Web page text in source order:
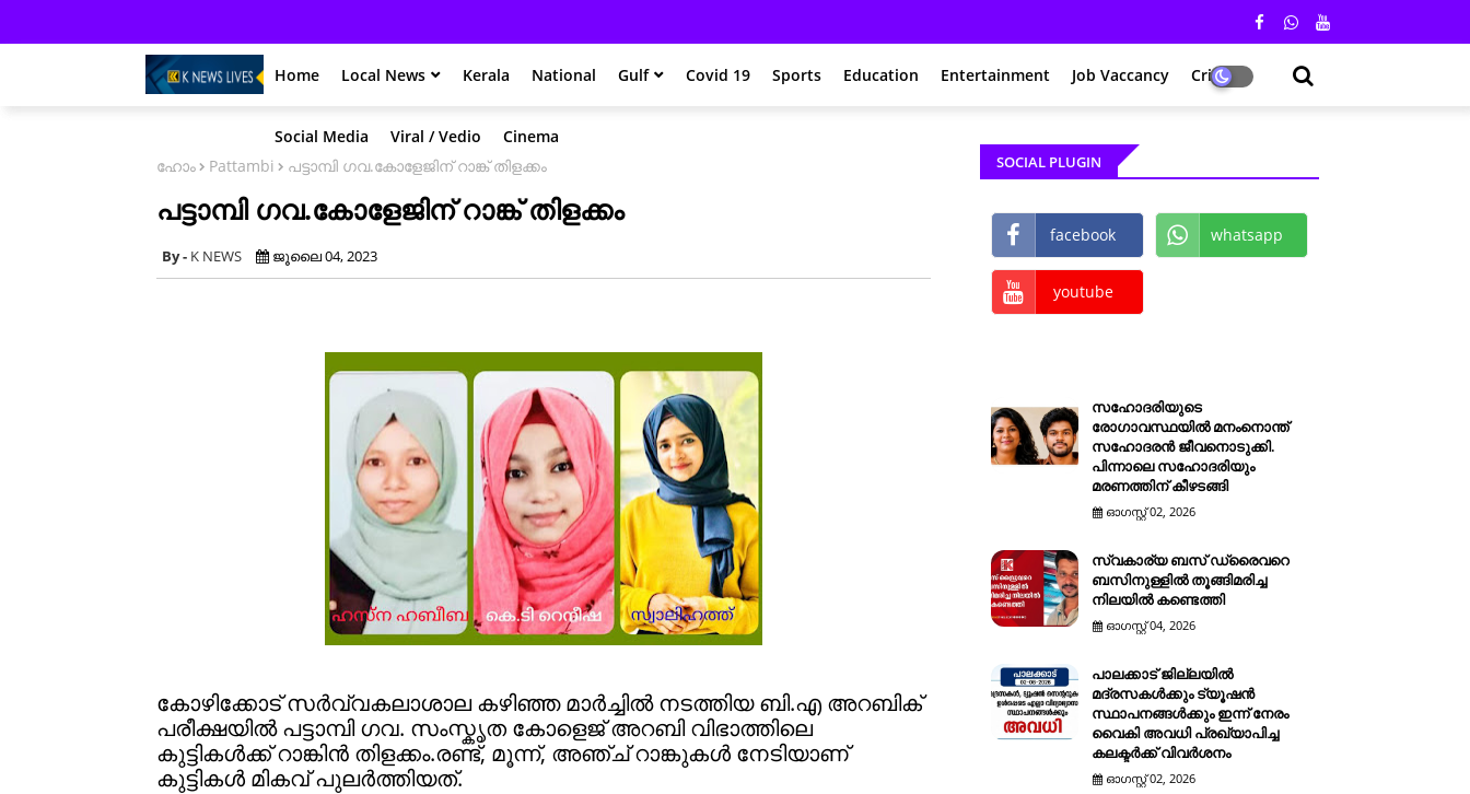
Home Local News Kerala National Gulf Covid 19 Sports Education Entertainment Job Vaccancy Crime
Social Media Viral / Vedio
Cinema
ഹോം
Pattambi പട്ടാമ്പി ഗവ.കോളേജിന് റാങ്ക് തിളക്കം
പട്ടാമ്പി ഗവ.കോളേജിന് റാങ്ക് തിളക്കം
K NEWS ജൂലൈ 04, 2023
കോഴിക്കോട് സർവ്വകലാശാല കഴിഞ്ഞ മാർച്ചിൽ നടത്തിയ ബി.എ അറബിക്
പരീക്ഷയിൽ പട്ടാമ്പി ഗവ. സംസ്കൃത കോളെജ് അറബി വിഭാത്തിലെ
കുട്ടികൾക്ക് റാങ്കിൻ തിളക്കം.രണ്ട്, മൂന്ന്, അഞ്ച് റാങ്കുകൾ നേടിയാണ്
കുട്ടികൾ മികവ് പുലർത്തിയത്.
SOCIAL PLUGIN
facebook whatsapp
youtube
സഹോദരിയുടെ
രോഗാവസ്ഥയിൽ മനംനൊന്ത്
സഹോദരൻ ജീവനൊടുക്കി.
പിന്നാലെ സഹോദരിയും
മരണത്തിന് കീഴടങ്ങി
ഓഗസ്റ്റ് 02, 2026
സ്വകാര്യ ബസ് ഡ്രൈവറെ
ബസിനുള്ളിൽ തൂങ്ങിമരിച്ച
നിലയിൽ കണ്ടെത്തി
ഓഗസ്റ്റ് 04, 2026
പാലക്കാട് ജില്ലയിൽ
മദ്രസകൾക്കും ട്യൂഷൻ
സ്ഥാപനങ്ങൾക്കും ഇന്ന് നേരം
വൈകി അവധി പ്രഖ്യാപിച്ച
കലക്ടർക്ക് വിവർശനം
ഓഗസ്റ്റ് 02, 2026